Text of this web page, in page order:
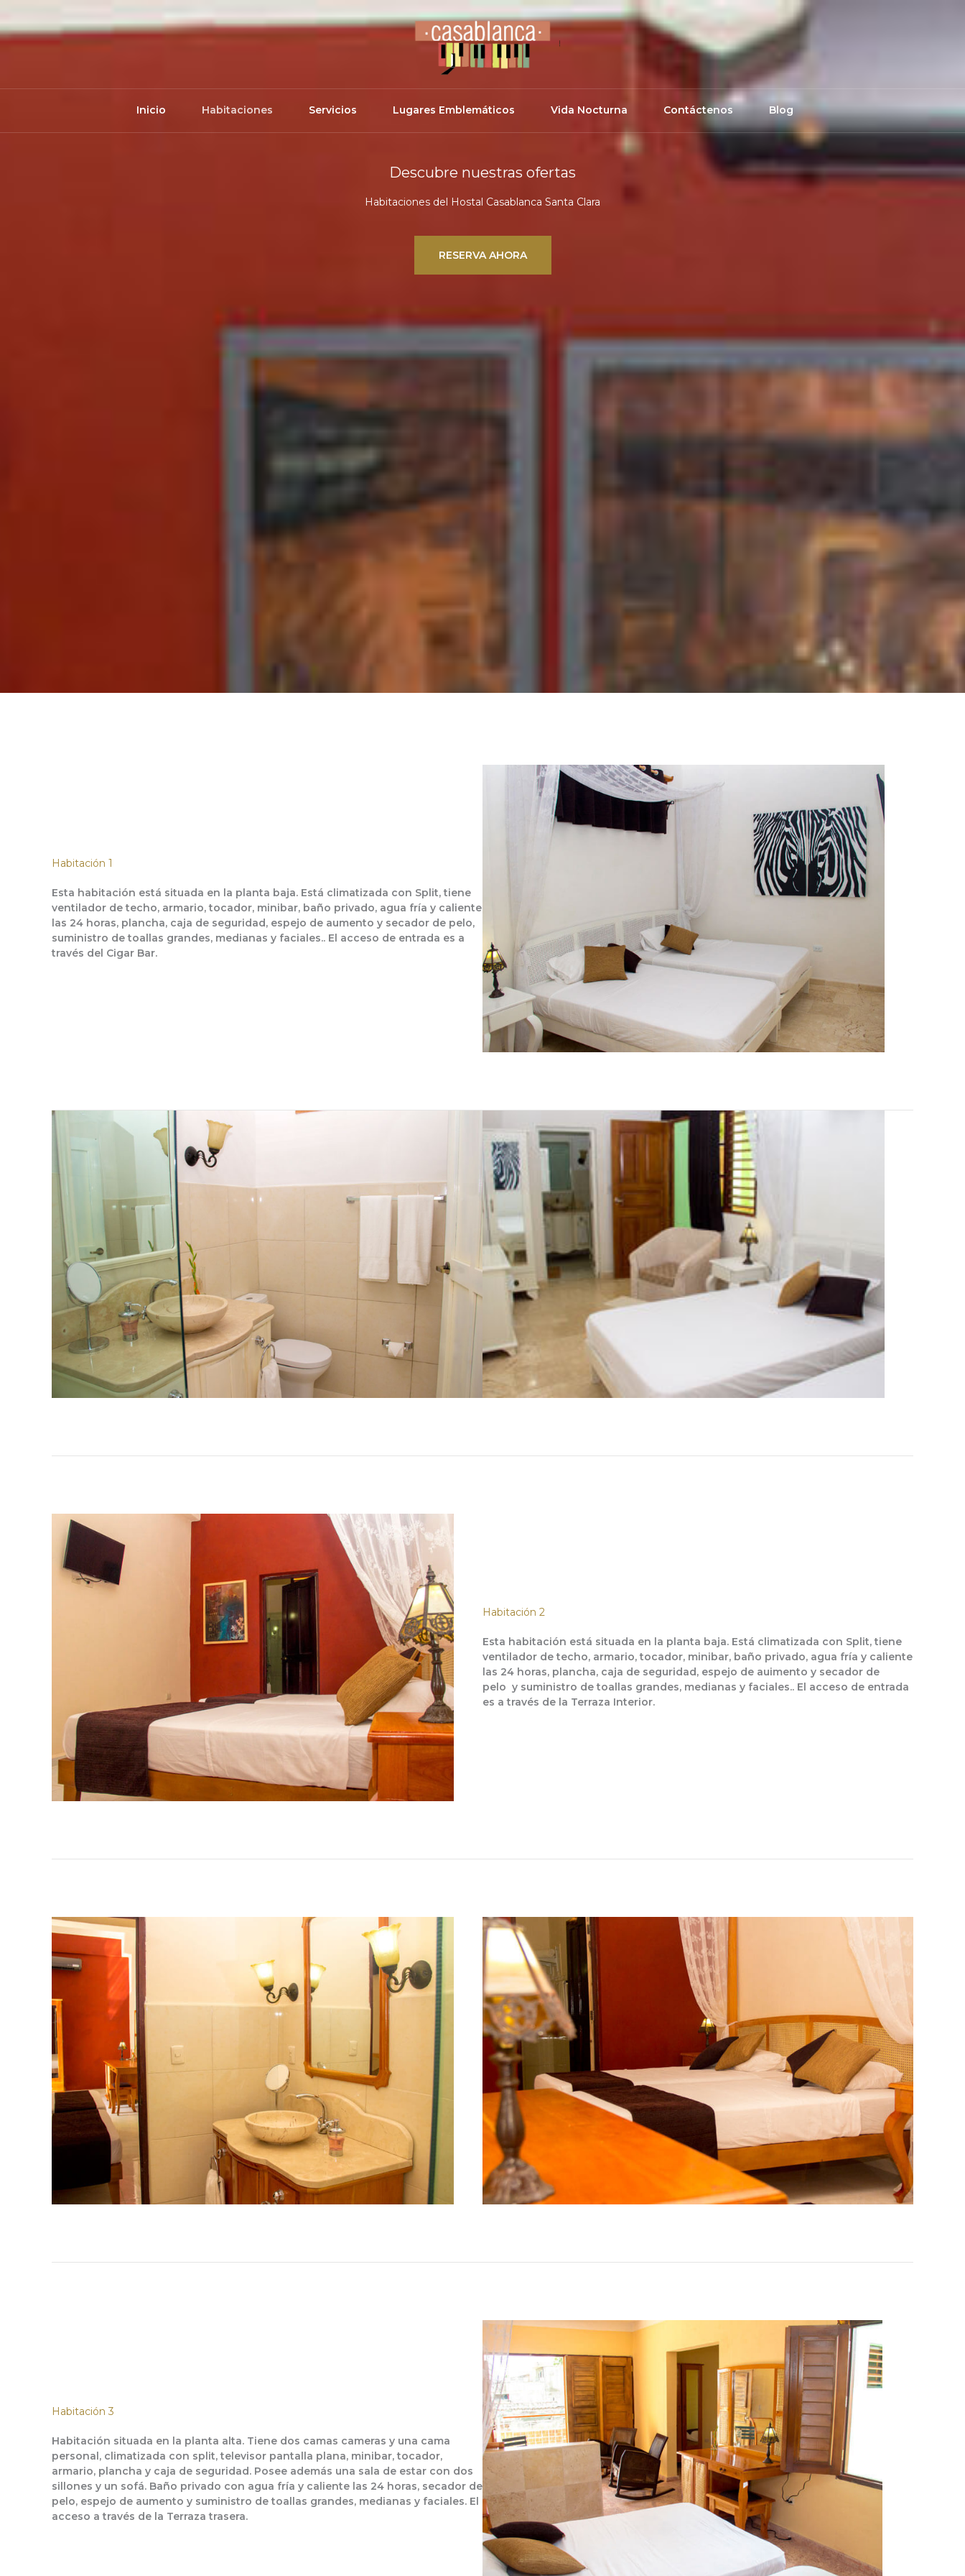
contenido
Inicio Habitaciones Servicios Lugares Emblemáticos Vida Nocturna Contáctenos Blog
Descubre nuestras ofertas
Habitaciones del Hostal Casablanca Santa Clara
RESERVA AHORA
Habitación 1
Esta habitación está situada en la planta baja. Está climatizada con Split, tiene
ventilador de techo, armario, tocador, minibar, baño privado, agua fría y caliente
las 24 horas, plancha, caja de seguridad, espejo de aumento y secador de pelo,
suministro de toallas grandes, medianas y faciales.. El acceso de entrada es a
través del Cigar Bar.
Habitación 2
Esta habitación está situada en la planta baja. Está climatizada con Split, tiene
ventilador de techo, armario, tocador, minibar, baño privado, agua fría y caliente
las 24 horas, plancha, caja de seguridad, espejo de auimento y secador de
pelo y suministro de toallas grandes, medianas y faciales.. El acceso de entrada
es a través de la Terraza Interior.
Habitación 3
Habitación situada en la planta alta. Tiene dos camas cameras y una cama
personal, climatizada con split, televisor pantalla plana, minibar, tocador,
armario, plancha y caja de seguridad. Posee además una sala de estar con dos
sillones y un sofá. Baño privado con agua fría y caliente las 24 horas, secador de
pelo, espejo de aumento y suministro de toallas grandes, medianas y faciales. El
acceso a través de la Terraza trasera.